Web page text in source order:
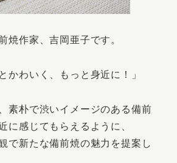
焼作家、吉岡亜子です。
かわいく、もっと身近に！」
素朴で渋いイメージのある備前
に感じてもらえるように、
で新たな備前焼の魅力を提案し